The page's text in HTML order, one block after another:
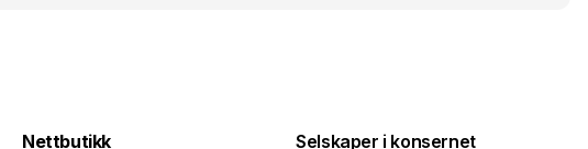
Nettbutikk
Selskaper i konsernet